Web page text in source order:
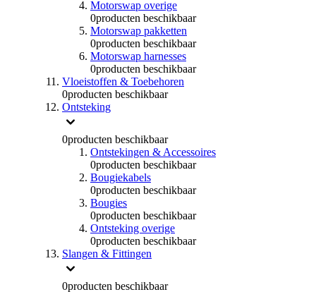
Motorswap overige
0producten beschikbaar
Motorswap pakketten
0producten beschikbaar
Motorswap harnesses
0producten beschikbaar
Vloeistoffen & Toebehoren
0producten beschikbaar
Ontsteking
0producten beschikbaar
Ontstekingen & Accessoires
0producten beschikbaar
Bougiekabels
0producten beschikbaar
Bougies
0producten beschikbaar
Ontsteking overige
0producten beschikbaar
Slangen & Fittingen
0producten beschikbaar